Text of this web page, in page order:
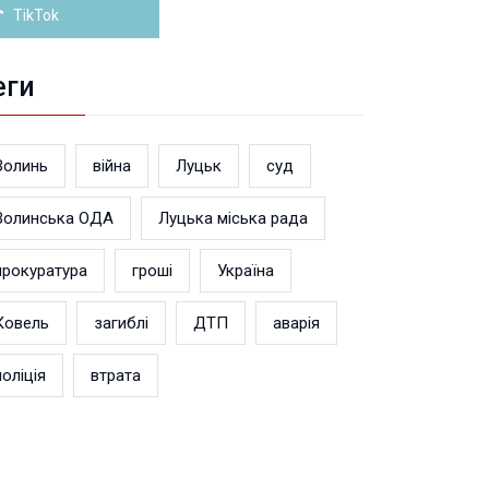
TikTok
війна Луцьк суд
ОДА Луцька міська рада
гроші Україна
загиблі ДТП аварія
втрата